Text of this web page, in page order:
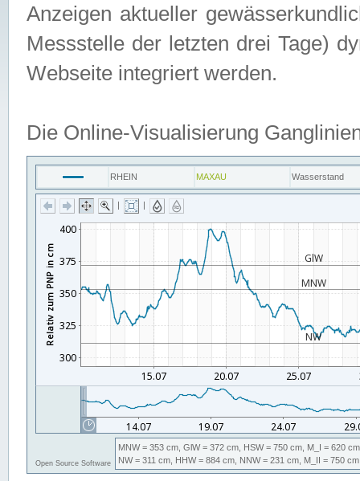
Anzeigen aktueller
Messstelle der letzten drei Tage)
Webseite integriert werden.
Die Online-Visualisierung